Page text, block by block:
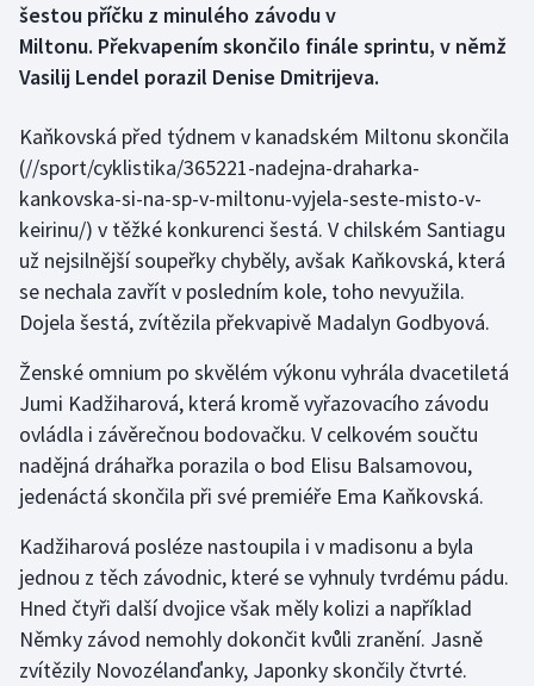
Futsal
Golf
Gymnastika
Házená
Jezdectví
Judo
Krasobruslení
Lezení
Lyže a snowboard
Moderní pětiboj
Motorsport
Olympijské hry
šestou příčku z minulého závodu v
Miltonu. Překvapením skončilo finále sprintu, v němž
Vasilij Lendel porazil Denise Dmitrijeva.
Kaňkovská před týdnem v kanadském Miltonu skončila
(//sport/cyklistika/365221-nadejna-draharka-
kankovska-si-na-sp-v-miltonu-vyjela-seste-misto-v-
keirinu/) v těžké konkurenci šestá. V chilském Santiagu
už nejsilnější soupeřky chyběly, avšak Kaňkovská, která
se nechala zavřít v posledním kole, toho nevyužila.
Dojela šestá, zvítězila překvapivě Madalyn Godbyová.
Ženské omnium po skvělém výkonu vyhrála dvacetiletá
Jumi Kadžiharová, která kromě vyřazovacího závodu
ovládla i závěrečnou bodovačku. V celkovém součtu
nadějná dráhařka porazila o bod Elisu Balsamovou,
jedenáctá skončila při své premiéře Ema Kaňkovská.
Kadžiharová posléze nastoupila i v madisonu a byla
jednou z těch závodnic, které se vyhnuly tvrdému pádu.
Hned čtyři další dvojice však měly kolizi a například
Němky závod nemohly dokončit kvůli zranění. Jasně
zvítězily Novozélanďanky, Japonky skončily čtvrté.